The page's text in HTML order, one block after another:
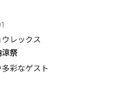
レックス
涼祭
彩なゲスト